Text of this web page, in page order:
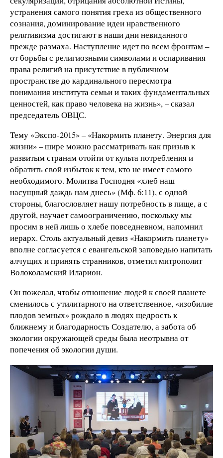
устранения самого понятия греха из общественного
сознания, доминирование идеи нравственного
релятивизма достигают в наши дни невиданного
прежде размаха. Наступление идет по всем фронтам –
от борьбы с религиозными символами и оспаривания
права религий на присутствие в публичном
пространстве до кардинального пересмотра
понимания института семьи и таких фундаментальных
ценностей, как право человека на жизнь», – сказал
председатель ОВЦС.
Тему «Экспо-2015» – «Накормить планету. Энергия для
жизни» – шире можно рассматривать как призыв к
развитым странам отойти от культа потребления и
обратить свой избыток к тем, кто не имеет самого
необходимого. Молитва Господня «хлеб наш
насущный даждь нам днесь» (Мф. 6:11), с одной
стороны, благословляет нашу потребность в пище, а с
другой, научает самоограничению, поскольку мы
просим в ней лишь о хлебе повседневном, напомнил
иерарх. Столь актуальный девиз «Накормить планету»
вполне согласуется с евангельской заповедью напитать
алчущих и принять странников, отметил митрополит
Волоколамский Иларион.
Он пожелал, чтобы отношение людей к своей планете
сменилось с утилитарного на ответственное, «изобилие
плодов земных» рождало в людях щедрость к
ближнему и благодарность Создателю, а забота об
экологии окружающей среды была неотрывна от
попечения об экологии души.